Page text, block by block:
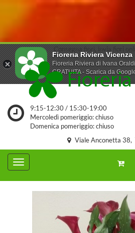
Fioreria Riviera Vicenza
Fioreria Riviera di Ivana
GRATUITA - Scarica da
Consegna fiori, invia fiori
9:15-12:30 / 15:30-19:00
Mercoledì pomeriggio: chiuso
Domenica pomeriggio: chiuso
Viale Anconetta 38,